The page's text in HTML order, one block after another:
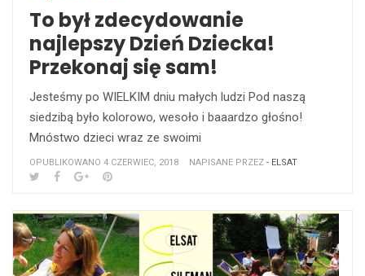
To był zdecydowanie
najlepszy Dzień Dziecka!
Przekonaj się sam!
Jesteśmy po WIELKIM dniu małych ludzi Pod naszą
siedzibą było kolorowo, wesoło i baaardzo głośno!
Mnóstwo dzieci wraz ze swoimi
OPUBLIKOWANO 4 CZERWIEC, 2018 NAPISANE PRZEZ - ELSAT